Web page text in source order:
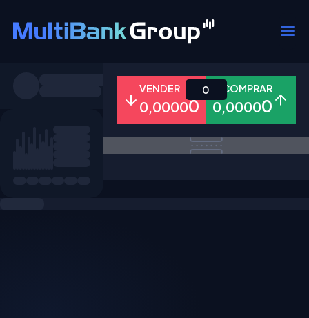
Todos Forex Metais Ações
VENDER
0,00000
COMPRAR
0,00000
0